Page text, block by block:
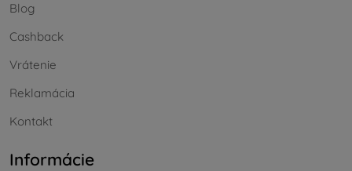
Blog
Cashback
Vrátenie
Reklamácia
Kontakt
Informácie